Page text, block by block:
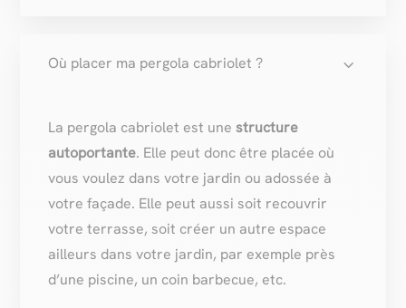
Où placer ma pergola cabriolet ? 3
La pergola cabriolet est unestructure
autoportante. Elle peut donc être placée où
vous voulez dans votre jardin ou adossée à
votre façade. Elle peut aussi soit recouvrir
votre terrasse, soit créer un autre espace
ailleurs dans votre jardin, par exemple près
d’une piscine, un coin barbecue, etc.